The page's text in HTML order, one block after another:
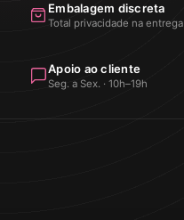
Embalagem discreta
Total privacidade na entrega
Apoio ao cliente
Seg. a Sex. · 10h–19h